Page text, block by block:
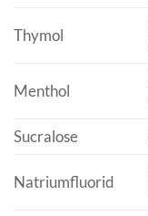
Thymol
Menthol
Sucralose
Natriumfluorid